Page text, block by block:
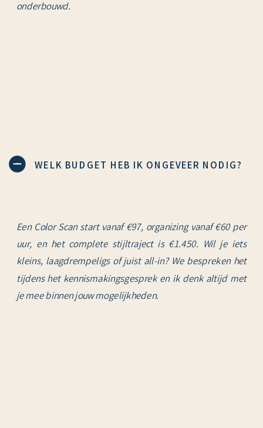
onderbouwd.
WELK BUDGET HEB IK ONGEVEER NODIG?
Een Color Scan start vanaf €97, organizing vanaf €60 per
uur, en het complete stijltraject is €1.450. Wil je iets
kleins, laagdrempeligs of juist all-in? We bespreken het
tijdens het kennismakingsgesprek en ik denk altijd met
je mee binnen jouw mogelijkheden.